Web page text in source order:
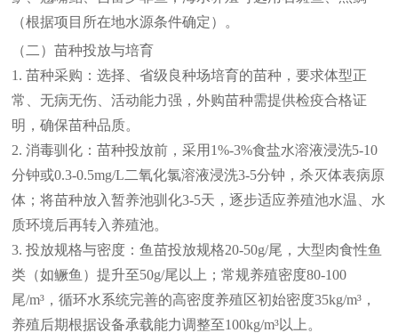
（根据项目所在地水源条件确定）。
（二）苗种投放与培育
1. 苗种采购：选择、省级良种场培育的苗种，要求体型正
常、无病无伤、活动能力强，外购苗种需提供检疫合格证
明，确保苗种品质。
2. 消毒驯化：苗种投放前，采用1%-3%食盐水溶液浸洗5-10
分钟或0.3-0.5mg/L二氧化氯溶液浸洗3-5分钟，杀灭体表病原
体；将苗种放入暂养池驯化3-5天，逐步适应养殖池水温、水
质环境后再转入养殖池。
3. 投放规格与密度：鱼苗投放规格20-50g/尾，大型肉食性鱼
类（如鳜鱼）提升至50g/尾以上；常规养殖密度80-100
尾/m³，循环水系统完善的高密度养殖区初始密度35kg/m³，
养殖后期根据设备承载能力调整至100kg/m³以上。